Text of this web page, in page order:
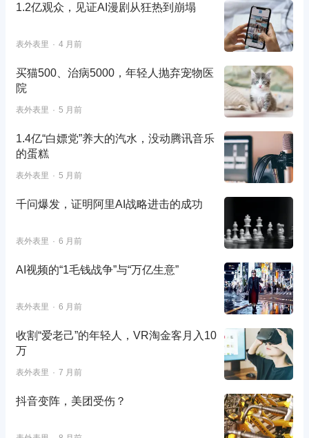
1.2亿观众，见证AI漫剧从狂热到崩塌
表外表里 4 月前
买猫500、治病5000，年轻人抛弃宠物医
院
表外表里 5 月前
1.4亿“白嫖党”养大的汽水，没动腾讯音乐
的蛋糕
表外表里 5 月前
千问爆发，证明阿里AI战略进击的成功
表外表里 6 月前
AI视频的“1毛钱战争”与“万亿生意”
表外表里 6 月前
收割“爱老己”的年轻人，VR淘金客月入10
万
表外表里 7 月前
抖音变阵，美团受伤？